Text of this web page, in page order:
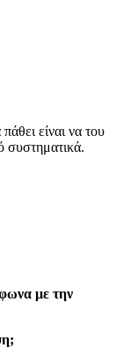
είναι να του
συστηματικά.
με την